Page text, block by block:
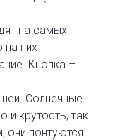
на самых
на них
Кнопка –
Солнечные
и крутость, так
они понтуются